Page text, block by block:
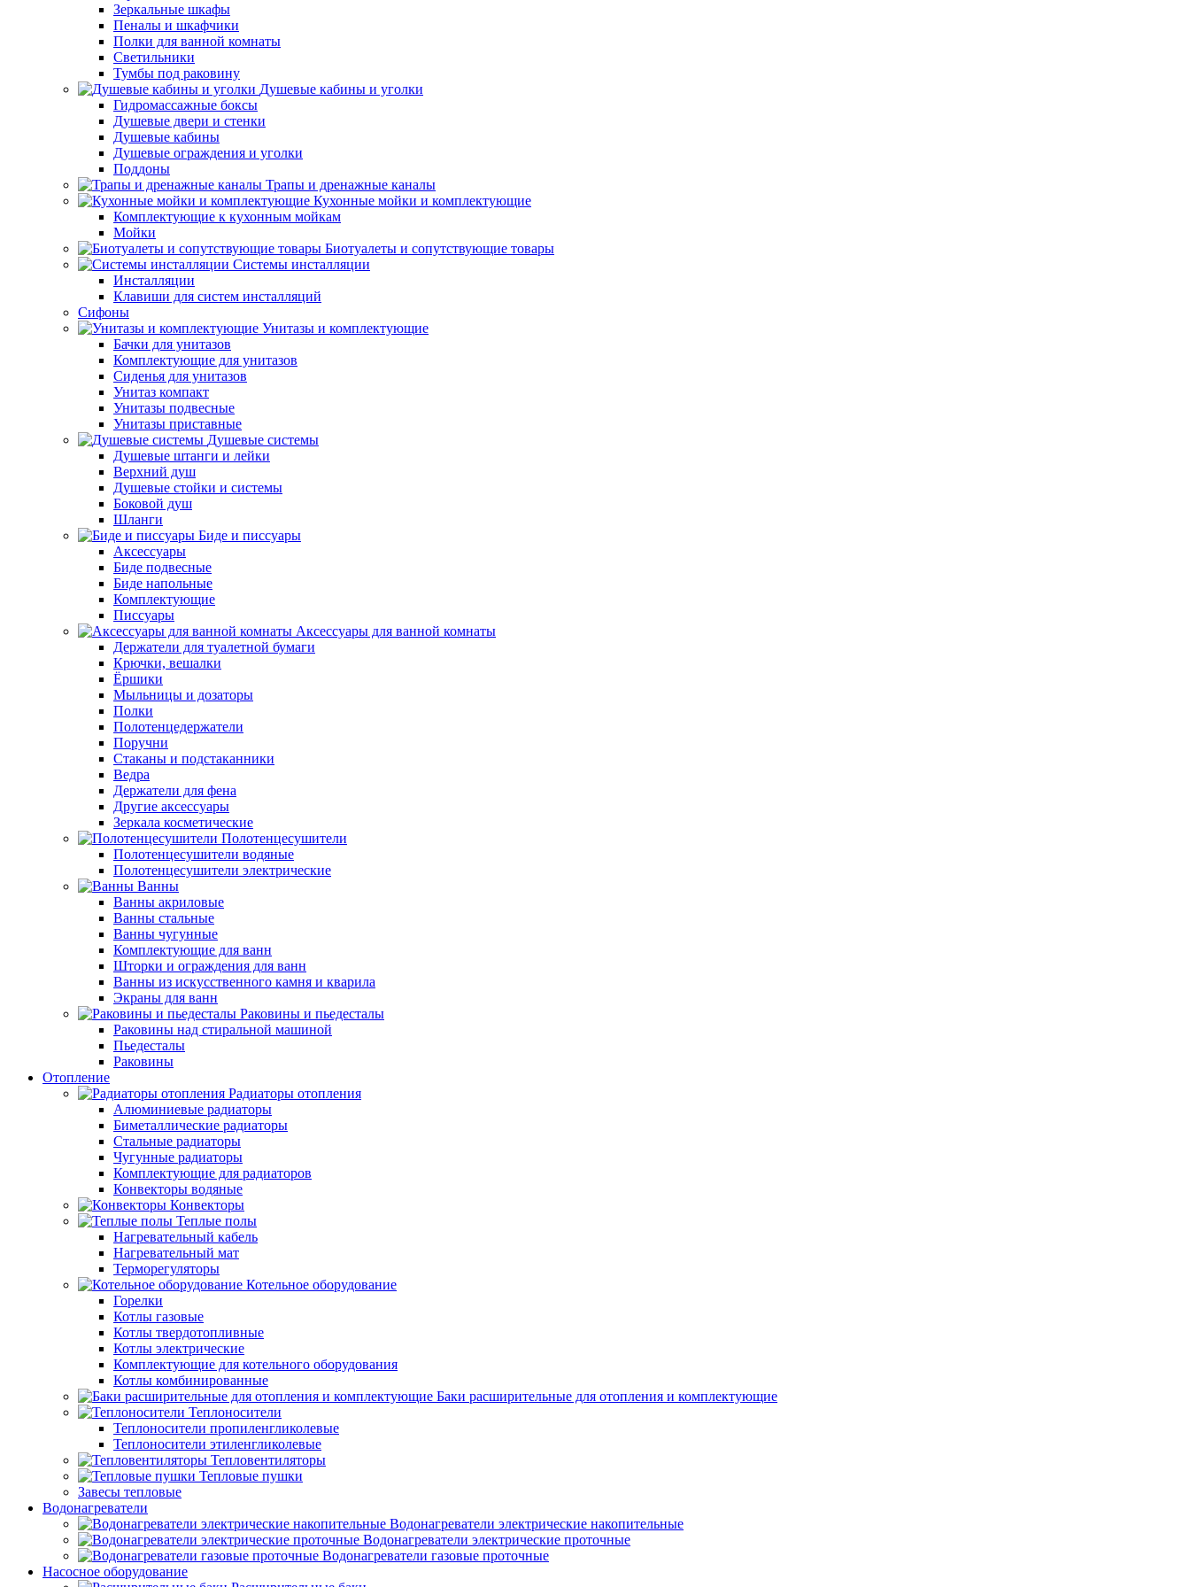
Зеркальные шкафы
Пеналы и шкафчики
Полки для ванной комнаты
Светильники
Тумбы под раковину
Душевые кабины и уголки
Гидромассажные боксы
Душевые двери и стенки
Душевые кабины
Душевые ограждения и уголки
Поддоны
Трапы и дренажные каналы
Кухонные мойки и комплектующие
Комплектующие к кухонным мойкам
Мойки
Биотуалеты и сопутствующие товары
Системы инсталляции
Инсталляции
Клавиши для систем инсталляций
Сифоны
Унитазы и комплектующие
Бачки для унитазов
Комплектующие для унитазов
Сиденья для унитазов
Унитаз компакт
Унитазы подвесные
Унитазы приставные
Душевые системы
Душевые штанги и лейки
Верхний душ
Душевые стойки и системы
Боковой душ
Шланги
Биде и писсуары
Аксессуары
Биде подвесные
Биде напольные
Комплектующие
Писсуары
Аксессуары для ванной комнаты
Держатели для туалетной бумаги
Крючки, вешалки
Ёршики
Мыльницы и дозаторы
Полки
Полотенцедержатели
Поручни
Стаканы и подстаканники
Ведра
Держатели для фена
Другие аксессуары
Зеркала косметические
Полотенцесушители
Полотенцесушители водяные
Полотенцесушители электрические
Ванны
Ванны акриловые
Ванны стальные
Ванны чугунные
Комплектующие для ванн
Шторки и ограждения для ванн
Ванны из искусственного камня и кварила
Экраны для ванн
Раковины и пьедесталы
Раковины над стиральной машиной
Пьедесталы
Раковины
Отопление
Радиаторы отопления
Алюминиевые радиаторы
Биметаллические радиаторы
Стальные радиаторы
Чугунные радиаторы
Комплектующие для радиаторов
Конвекторы водяные
Конвекторы
Теплые полы
Нагревательный кабель
Нагревательный мат
Терморегуляторы
Котельное оборудование
Горелки
Котлы газовые
Котлы твердотопливные
Котлы электрические
Комплектующие для котельного оборудования
Котлы комбинированные
Баки расширительные для отопления и комплектующие
Теплоносители
Теплоносители пропиленгликолевые
Теплоносители этиленгликолевые
Тепловентиляторы
Тепловые пушки
Завесы тепловые
Водонагреватели
Водонагреватели электрические накопительные
Водонагреватели электрические проточные
Водонагреватели газовые проточные
Насосное оборудование